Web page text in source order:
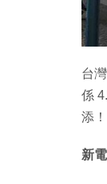
台
係
添！
新